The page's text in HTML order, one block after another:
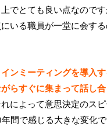
でとても良い点なので
いる職員が一堂に会す
ンミーティングを導入
らすぐに集まって話し
によって意思決定のス
間で感じる大きな変化で